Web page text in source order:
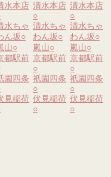
水本店
水ちゃ
ん坂○
山○
都駅前
園四条
見稲荷
清水本店
○
清水ちゃ
わん坂○
嵐山○
京都駅前
○
祇園四条
○
伏見稲荷
○
清水本店
○
清水ちゃ
わん坂○
嵐山○
京都駅前
○
祇園四条
○
伏見稲荷
○